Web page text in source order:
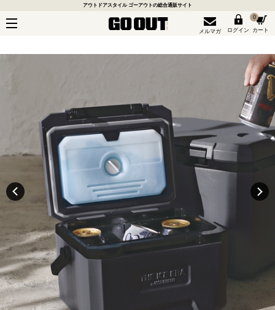
アウトドアスタイル ゴーアウトの総合通販サイト
メルマガ ログイン
0
カート